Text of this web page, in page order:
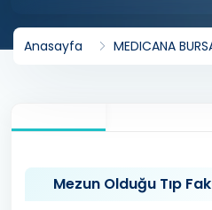
Anasayfa MEDICANA
Mezun Olduğu Tıp